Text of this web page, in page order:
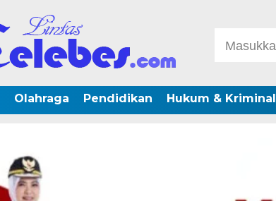
Olahraga Pendidikan Hukum & Kriminal